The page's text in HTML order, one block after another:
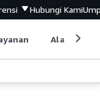
Hubungi Kami
Alat